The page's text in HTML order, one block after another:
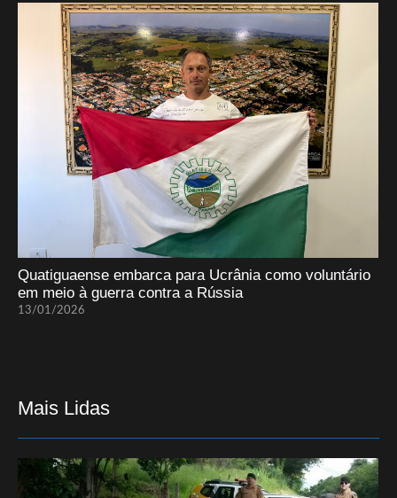
Quatiguaense embarca para Ucrânia como voluntário
em meio à guerra contra a Rússia
13/01/2026
Mais Lidas